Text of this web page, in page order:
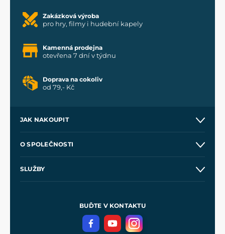
Zakázková výroba
pro hry, filmy i hudební kapely
Kamenná prodejna
otevřena 7 dní v týdnu
Doprava na cokoliv
od 79,- Kč
JAK NAKOUPIT
Velkoobchod
O SPOLEČNOSTI
SLUŽBY
Meče pro Kingdom Come
BUĎTE V KONTAKTU